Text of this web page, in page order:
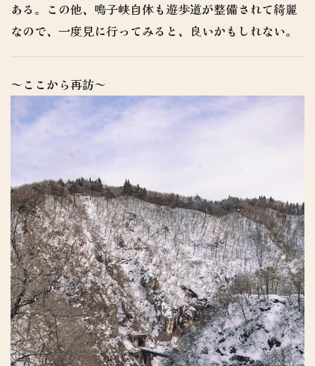
ある。この他、鳴子峡自体も遊歩道が整備されて綺麗
なので、一度見に行ってみると、良いかもしれない。
～ここから再訪～